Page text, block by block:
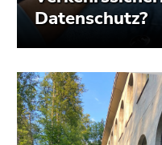
Datenschutz?